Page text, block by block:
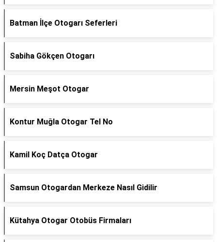
Batman İlçe Otogarı Seferleri
Sabiha Gökçen Otogarı
Mersin Meşot Otogar
Kontur Muğla Otogar Tel No
Kamil Koç Datça Otogar
Samsun Otogardan Merkeze Nasıl Gidilir
Kütahya Otogar Otobüs Firmaları